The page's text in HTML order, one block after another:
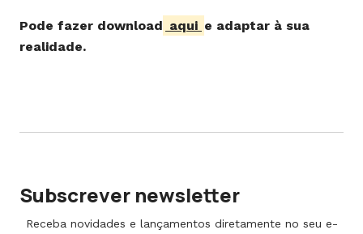
Pode fazer download aqui e adaptar à sua
realidade.
Subscrever newsletter
Receba novidades e lançamentos diretamente no seu e-